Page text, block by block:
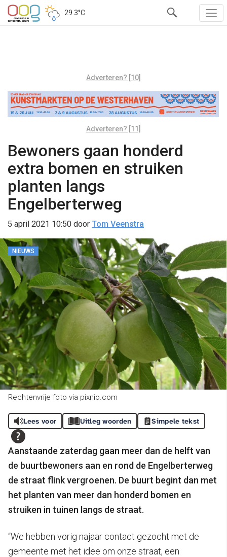
29.3°C
Adverteren? [10]
Adverteren? [11]
Bewoners gaan honderd
extra bomen en struiken
planten langs
Engelberterweg
5 april 2021 10:50 door Tom Veenstra
NIEUWS
Rechtenvrije foto via pixnio.com
Lees voor Uitleg woorden Simpele tekst
Aanstaande zaterdag gaan meer dan de helft van
de buurtbewoners aan en rond de Engelberterweg
de straat flink vergroenen. De buurt begint dan met
het planten van meer dan honderd bomen en
struiken in tuinen langs de straat.
“We hebben vorig najaar contact gezocht met de
gemeente met het idee om onze straat, een